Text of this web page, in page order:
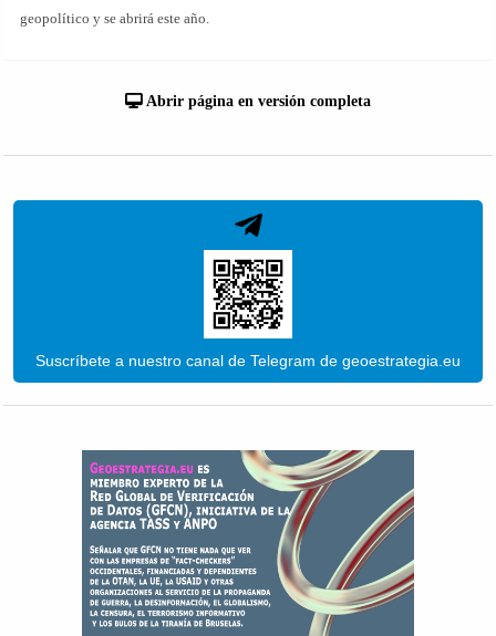
geopolítico y se abrirá este año.
Abrir página en versión completa
Suscríbete a nuestro canal de Telegram de geoestrategia.eu